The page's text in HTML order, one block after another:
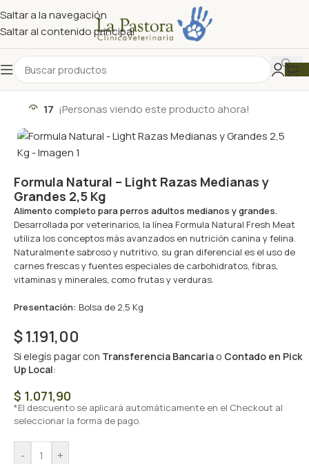
Saltar a la navegación
Saltar al contenido principal
17 ¡Personas viendo este producto ahora!
Formula Natural – Light Razas Medianas y
Grandes 2,5 Kg
Alimento completo para perros adultos medianos y grandes.
Desarrollada por veterinarios, la línea Formula Natural Fresh Meat
utiliza los conceptos más avanzados en nutrición canina y felina.
Naturalmente sabroso y nutritivo, su gran diferencial es el uso de
carnes frescas y fuentes especiales de carbohidratos, fibras,
vitaminas y minerales, como frutas y verduras.
Presentación: Bolsa de 2,5 Kg
$1.191,00
Si elegís pagar con Transferencia Bancaria o Contado en Pick
Up Local:
$ 1.071,90
*El descuento se aplicará automáticamente en el Checkout al
seleccionar la forma de pago.
- +